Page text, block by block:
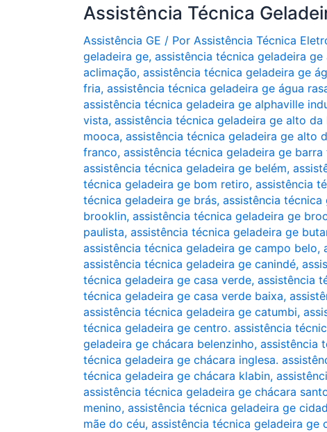
Assistência Técnica
Assistência GE / Por Assistência Técnica
geladeira ge, assistência técnica geladeira ge
aclimação, assistência técnica geladeira ge
fria, assistência técnica geladeira ge água
assistência técnica geladeira ge alphaville
vista, assistência técnica geladeira ge alto da
mooca, assistência técnica geladeira ge alto
franco, assistência técnica geladeira ge barra
assistência técnica geladeira ge belém,
técnica geladeira ge bom retiro, assistência
técnica geladeira ge brás, assistência técnica
brooklin, assistência técnica geladeira ge
paulista, assistência técnica geladeira ge
assistência técnica geladeira ge campo belo,
assistência técnica geladeira ge canindé,
técnica geladeira ge casa verde, assistência
técnica geladeira ge casa verde baixa,
assistência técnica geladeira ge catumbi,
técnica geladeira ge centro. assistência
geladeira ge chácara belenzinho, assistência
técnica geladeira ge chácara inglesa.
técnica geladeira ge chácara klabin,
assistência técnica geladeira ge chácara
menino, assistência técnica geladeira ge
mãe do céu, assistência técnica geladeira ge